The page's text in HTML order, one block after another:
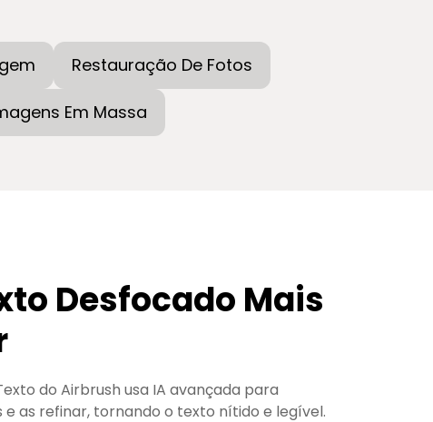
Restauração De Fotos
Em Massa
Desfocado Mais
do Airbrush usa IA avançada para
as refinar, tornando o texto nítido e legível.